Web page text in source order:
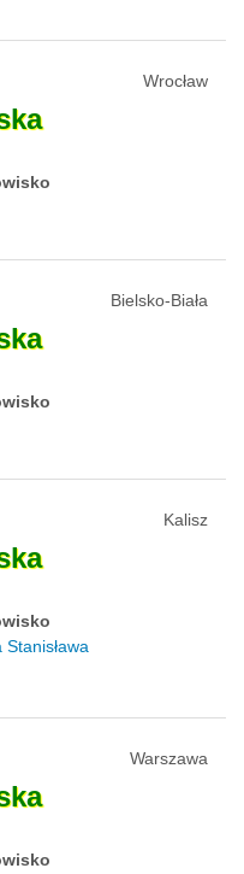
Wrocław
Bielsko-Biała
Kalisz
Warszawa